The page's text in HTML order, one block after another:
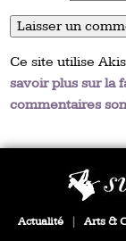
Ce site utilise
savoir plus sur la
commentaires
Actualité Arts &